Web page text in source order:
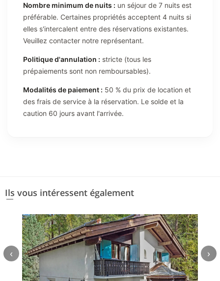
Nombre minimum de nuits : un séjour de 7 nuits est
préférable. Certaines propriétés acceptent 4 nuits si
elles s'intercalent entre des réservations existantes.
Veuillez contacter notre représentant.
Politique d'annulation : stricte (tous les
prépaiements sont non remboursables).
Modalités de paiement : 50 % du prix de location et
des frais de service à la réservation. Le solde et la
caution 60 jours avant l'arrivée.
Ils vous intéressent également
‹ ›